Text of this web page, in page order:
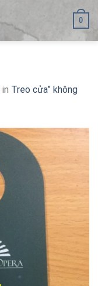
0
in Treo cửa” không